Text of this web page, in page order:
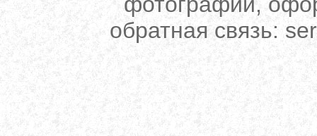
обратная связь: